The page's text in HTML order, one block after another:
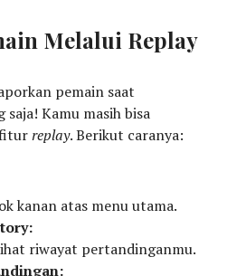
Melalui Replay
pemain saat
Kamu masih bisa
fiturreplay. Berikut caranya:
kanan atas menu utama.
riwayat pertandinganmu.